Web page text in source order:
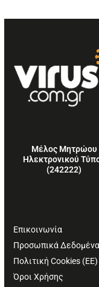
Μέλος Μητρώου
Ηλεκτρονικού
(242222)
Επικοινωνία
Προσωπικά Δεδομένα
Πολιτική Cookies (ΕΕ)
Όροι Χρήσης